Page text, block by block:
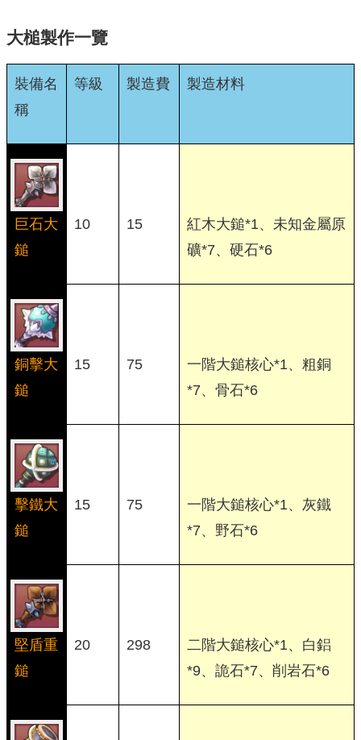
大槌製作一覽
裝備名
稱
等級 製造費 製造材料
巨石大
鎚
10 15
紅木大鎚*1、未知金屬原
礦*7、硬石*6
銅擊大
鎚
15 75
一階大鎚核心*1、粗銅
*7、骨石*6
擊鐵大
鎚
15 75
一階大鎚核心*1、灰鐵
*7、野石*6
堅盾重
鎚
20 298
二階大鎚核心*1、白鋁
*9、詭石*7、削岩石*6